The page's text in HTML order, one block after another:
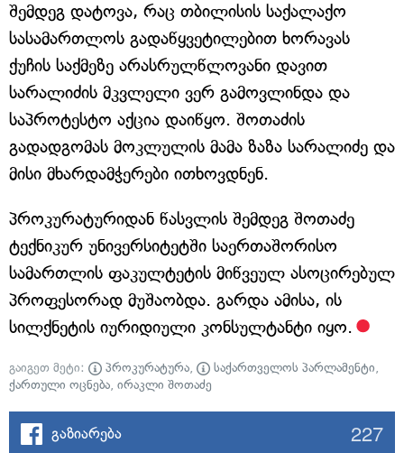
შემდეგ დატოვა, რაც თბილისის საქალაქო
სასამართლოს გადაწყვეტილებით ხორავას
ქუჩის საქმეზე არასრულწლოვანი დავით
სარალიძის მკვლელი ვერ გამოვლინდა და
საპროტესტო აქცია დაიწყო. შოთაძის
გადადგომას მოკლულის მამა ზაზა სარალიძე და
მისი მხარდამჭერები ითხოვდნენ.
პროკურატურიდან წასვლის შემდეგ შოთაძე
ტექნიკურ უნივერსიტეტში საერთაშორისო
სამართლის ფაკულტეტის მიწვეულ ასოცირებულ
პროფესორად მუშაობდა. გარდა ამისა, ის
სილქნეტის იურიდიული კონსულტანტი იყო.
გაიგეთ მეტი: პროკურატურა, საქართველოს პარლამენტი,
ქართული ოცნება, ირაკლი შოთაძე
გაზიარება 227